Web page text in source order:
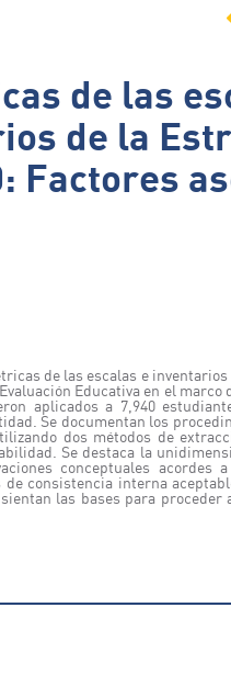
de las
de la
Factores
de las escalas e
Educativa en el marco
aplicados a 7,940
Se documentan los
dos métodos de
Se destaca la
conceptuales acordes
consistencia interna
las bases para proceder